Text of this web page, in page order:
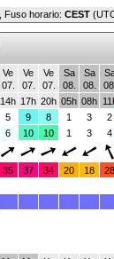
, Fuso horario: CEST
Ve
07.
Ve
07.
Ve
07.
Sa
08.
Sa
08.
08.
14h 17h 20h 05h 08h
5 9 8 1 3 2
6 10 10 1 3 4
35 37 34 20 18 28